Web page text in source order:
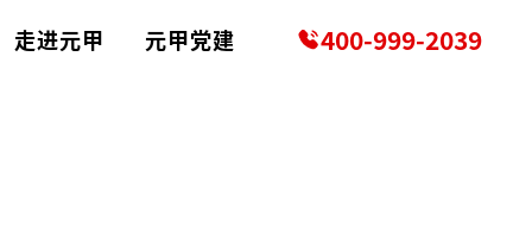
走进元甲 元甲党建 400-999-2039